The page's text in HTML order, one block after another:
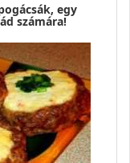
egy
számára!